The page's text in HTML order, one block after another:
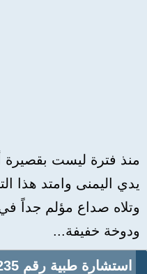
منذ فترة ليست
يدي اليمنى وامتد هذا
وتلاه صداع مؤلم جداً
ودوخة خفيفة...
استشارة طبية رقم 41235